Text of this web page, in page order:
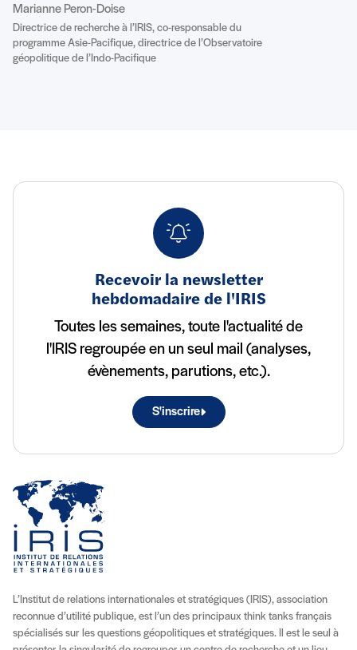
Marianne Peron-Doise
Directrice de recherche à l’IRIS, co-responsable du
programme Asie-Pacifique, directrice de l’Observatoire
géopolitique de l’Indo-Pacifique
Recevoir la newsletter
hebdomadaire de l'IRIS
Toutes les semaines, toute l'actualité de
l'IRIS regroupée en un seul mail (analyses,
évènements, parutions, etc.).
S'inscrire
L’Institut de relations internationales et stratégiques (IRIS), association
reconnue d’utilité publique, est l’un des principaux think tanks français
spécialisés sur les questions géopolitiques et stratégiques. Il est le seul à